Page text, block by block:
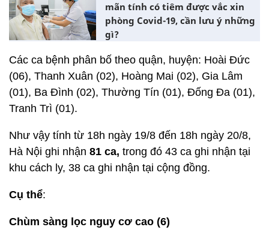
mãn tính có tiêm được vắc xin
phòng Covid-19, cần lưu ý những
gì?
Các ca bệnh phân bố theo quận, huyện: Hoài Đức
(06), Thanh Xuân (02), Hoàng Mai (02), Gia Lâm
(01), Ba Đình (02), Thường Tín (01), Đống Đa (01),
Tranh Trì (01).
Như vậy tính từ 18h ngày 19/8 đến 18h ngày 20/8,
Hà Nội ghi nhận 81 ca, trong đó 43 ca ghi nhận tại
khu cách ly, 38 ca ghi nhận tại cộng đồng.
Cụ thể:
Chùm sàng lọc nguy cơ cao (6)